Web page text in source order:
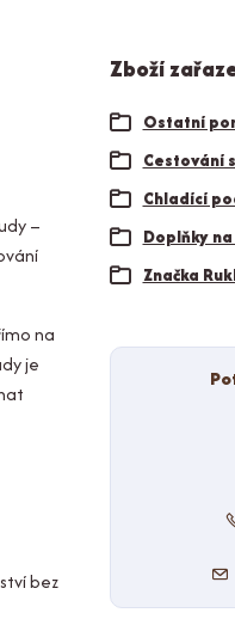
–
na
je
bez
Zboží
Ostatní
Cestování
Chladící
Doplňky
Značka